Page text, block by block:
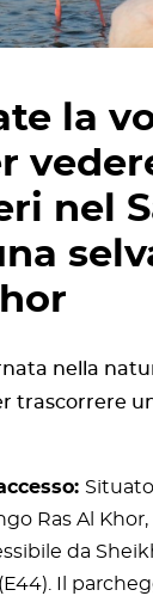
la
nel
nella
trascorrere
Ras Al
da
Il